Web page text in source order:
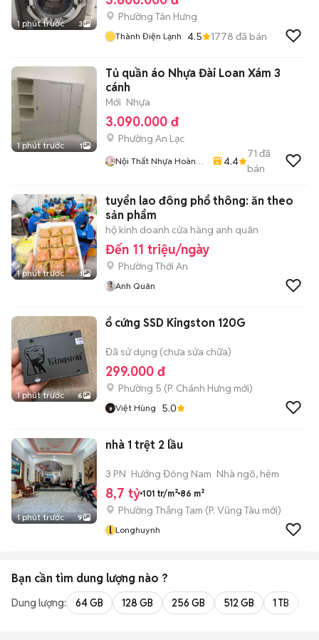
1 phút trước 3
Phường Tân Hưng
Thành Điện Lạnh 4.5 1778 đã bán
1 phút trước 1
Tủ quần áo Nhựa Đài Loan Xám 3
cánh
Mới Nhựa
3.090.000 đ
Phường An Lạc
Nội Thất Nhựa Hoàng
4.4
71 đã
bán
1 phút trước 1
tuyển lao đông phổ thông: ăn theo
sản phẩm
hộ kinh doanh cửa hàng anh quân
Đến 11 triệu/ngày
Phường Thới An
Anh Quân
1 phút trước 6
ổ cứng SSD Kingston 120G
Đã sử dụng (chưa sửa chữa)
299.000 đ
Phường 5 (P. Chánh Hưng mới)
Việt Hùng 5.0
1 phút trước 9
nhà 1 trệt 2 lầu
3 PN Hướng Đông Nam Nhà ngõ, hẻm
8,7 tỷ 101 tr/m² 86 m²
Phường Thắng Tam (P. Vũng Tàu mới)
l Longhuynh
Bạn cần tìm dung lượng nào ?
Dung lượng: 64 GB 128 GB 256 GB 512 GB 1 TB